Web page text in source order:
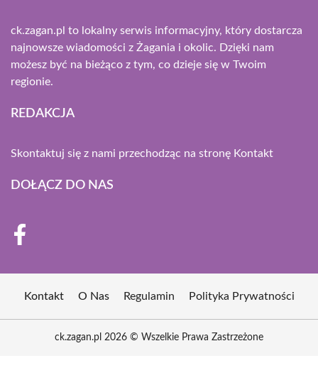
ck.zagan.pl to lokalny serwis informacyjny, który dostarcza
najnowsze wiadomości z Żagania i okolic. Dzięki nam
możesz być na bieżąco z tym, co dzieje się w Twoim
regionie.
REDAKCJA
Skontaktuj się z nami przechodząc na stronę Kontakt
DOŁĄCZ DO NAS
Kontakt O Nas Regulamin Polityka Prywatności
ck.zagan.pl 2026 © Wszelkie Prawa Zastrzeżone